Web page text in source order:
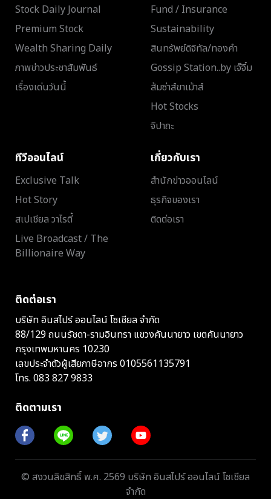
Stock Daily Journal
Premium Stock
Wealth Sharing Daily
ภาพข่าวประชาสัมพันธ์
เรื่องเด่นวันนี้
Fund / Insurance
Sustainability
สินทรัพย์ดิจิทัล/ทองคำ
Gossip Station..by เจ๊จิ๋ม
ส้มซ่าส์ขาเม้าส์
Hot Stocks
จิปาถะ
ทีวีออนไลน์
Exclusive Talk
Hot Story
สเปเชียล วาไรตี้
Live Broadcast / The
Billionaire Way
เกี่ยวกับเรา
สำนักข่าวออนไลน์
ธุรกิจของเรา
ติดต่อเรา
ติดต่อเรา
บริษัท อินสไปร์ ออนไลน์ โซเชียล จำกัด
88/129 ถนนรัชดา-รามอินทรา แขวงคันนายาว เขตคันนายาว
กรุงเทพมหานคร 10230
เลขประจำตัวผู้เสียภาษีอากร 0105561135791
โทร. 083 827 9833
ติดตามเรา
© สงวนลิขสิทธิ์ พ.ศ. 2569 บริษัท อินสไปร์ ออนไลน์ โซเชียล
จำกัด